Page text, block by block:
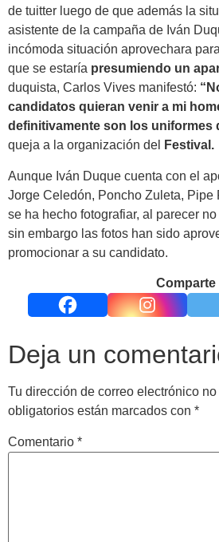
de tuitter luego de que además la
asistente de la campaña de Iván
incómoda situación aprovechara
que se estaría presumiendo un
duquista, Carlos Vives manifestó:
candidatos quieran venir a mi
definitivamente son los uniformes
queja a la organización del
Festival.
Aunque Iván Duque cuenta con el
Jorge Celedón, Poncho Zuleta,
se ha hecho fotografiar, al parecer
sin embargo las fotos han sido
promocionar a su candidato.
Comparte
Deja un
Tu dirección de correo electrónico
obligatorios están marcados con *
Comentario *